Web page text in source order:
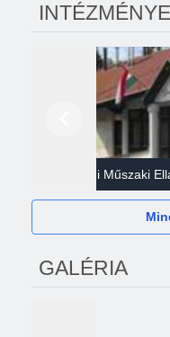
Gazdasági Műszaki
GALÉRIA